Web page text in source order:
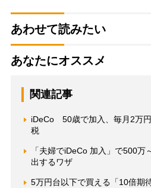
あわせて読みたい
あなたにオススメ
関連記事
iDeCo 50歳で加入、毎月2万
税
「夫婦でiDeCo 加入」で500
出するワザ
5万円台以下で買える「10倍